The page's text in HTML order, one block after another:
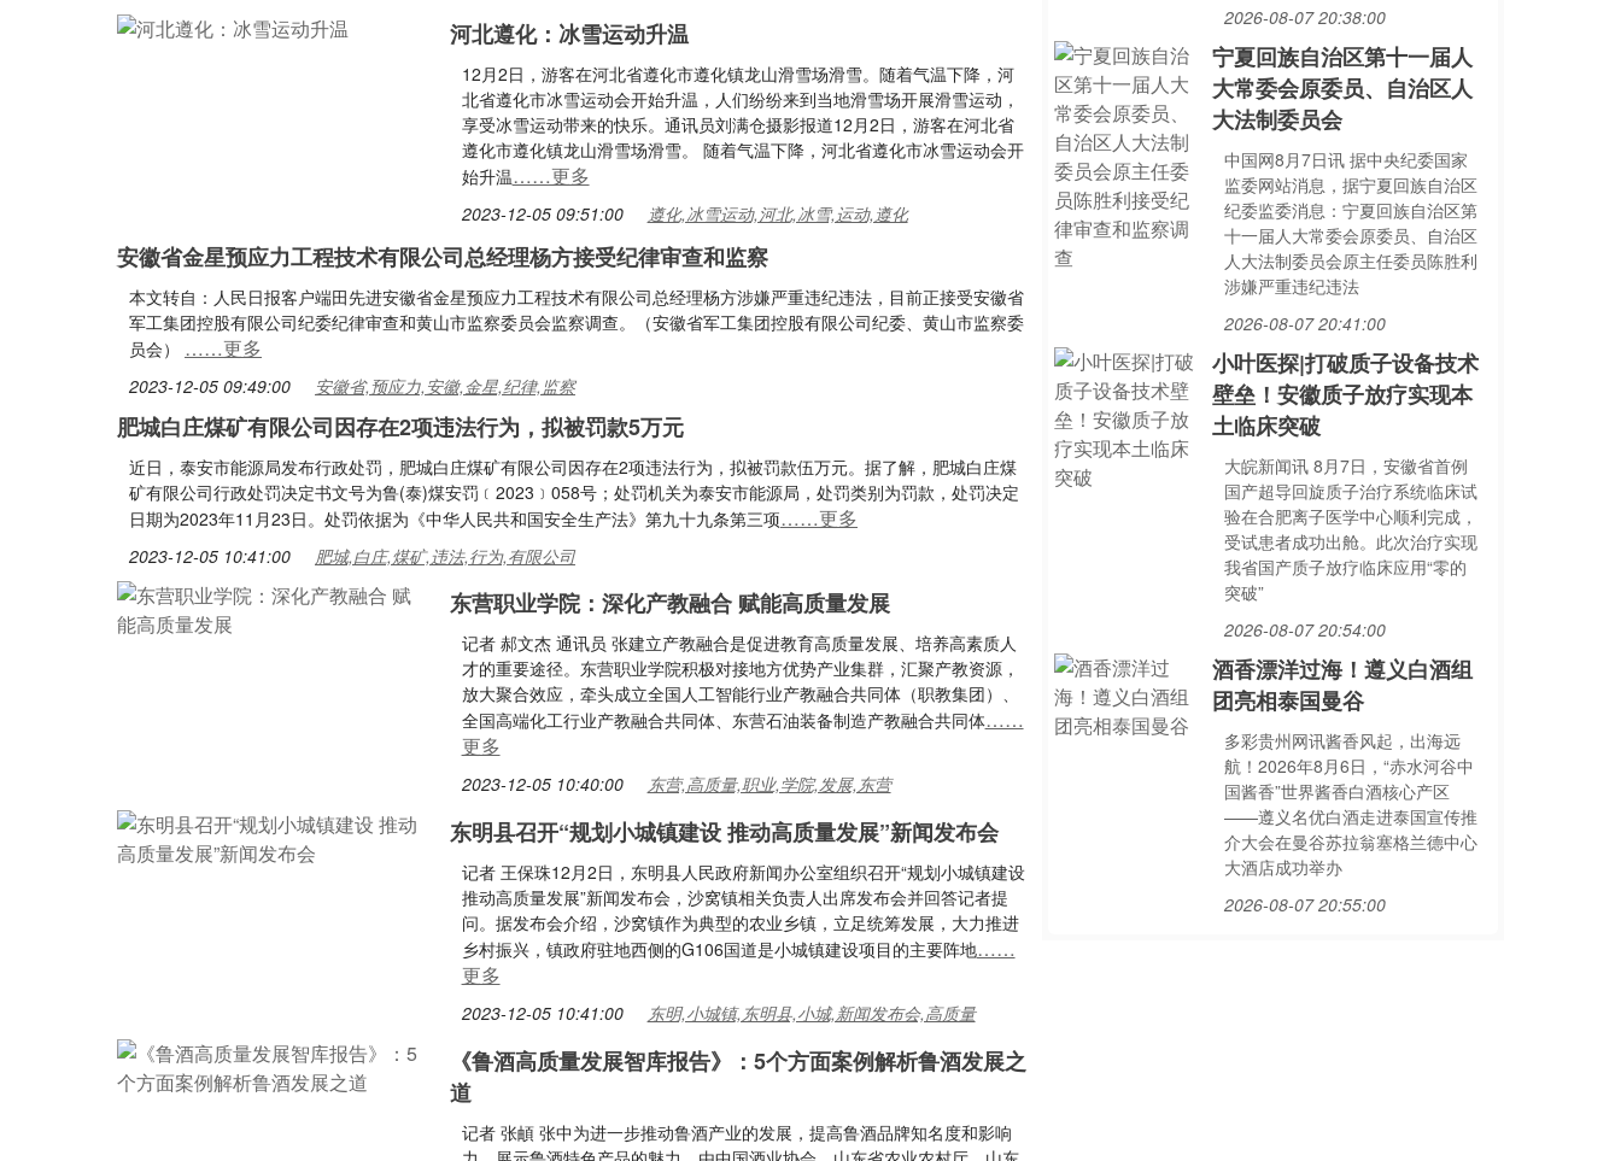
河北遵化：冰雪运动升温
12月2日，游客在河北省遵化市遵化镇龙山滑雪场滑雪。随着气温下降，河
北省遵化市冰雪运动会开始升温，人们纷纷来到当地滑雪场开展滑雪运动，
享受冰雪运动带来的快乐。通讯员刘满仓摄影报道12月2日，游客在河北省
遵化市遵化镇龙山滑雪场滑雪。 随着气温下降，河北省遵化市冰雪运动会开
始升温……更多
2023-12-05 09:51:00 遵化,冰雪运动,河北,冰雪,运动,遵化
安徽省金星预应力工程技术有限公司总经理杨方接受纪律审查和监察
本文转自：人民日报客户端田先进安徽省金星预应力工程技术有限公司总经理杨方涉嫌严重违纪违法，目前正接受安徽省
军工集团控股有限公司纪委纪律审查和黄山市监察委员会监察调查。（安徽省军工集团控股有限公司纪委、黄山市监察委
员会） ……更多
2023-12-05 09:49:00 安徽省,预应力,安徽,金星,纪律,监察
肥城白庄煤矿有限公司因存在2项违法行为，拟被罚款5万元
近日，泰安市能源局发布行政处罚，肥城白庄煤矿有限公司因存在2项违法行为，拟被罚款伍万元。据了解，肥城白庄煤
矿有限公司行政处罚决定书文号为鲁(泰)煤安罚﹝2023﹞058号；处罚机关为泰安市能源局，处罚类别为罚款，处罚决定
日期为2023年11月23日。处罚依据为《中华人民共和国安全生产法》第九十九条第三项……更多
2023-12-05 10:41:00 肥城,白庄,煤矿,违法,行为,有限公司
东营职业学院：深化产教融合 赋能高质量发展
记者 郝文杰 通讯员 张建立产教融合是促进教育高质量发展、培养高素质人
才的重要途径。东营职业学院积极对接地方优势产业集群，汇聚产教资源，
放大聚合效应，牵头成立全国人工智能行业产教融合共同体（职教集团）、
全国高端化工行业产教融合共同体、东营石油装备制造产教融合共同体……
更多
2023-12-05 10:40:00 东营,高质量,职业,学院,发展,东营
东明县召开“规划小城镇建设 推动高质量发展”新闻发布会
记者 王保珠12月2日，东明县人民政府新闻办公室组织召开“规划小城镇建设
推动高质量发展”新闻发布会，沙窝镇相关负责人出席发布会并回答记者提
问。据发布会介绍，沙窝镇作为典型的农业乡镇，立足统筹发展，大力推进
乡村振兴，镇政府驻地西侧的G106国道是小城镇建设项目的主要阵地……
更多
2023-12-05 10:41:00 东明,小城镇,东明县,小城,新闻发布会,高质量
《鲁酒高质量发展智库报告》：5个方面案例解析鲁酒发展之
道
记者 张頔 张中为进一步推动鲁酒产业的发展，提高鲁酒品牌知名度和影响
2026-08-07 20:38:00
宁夏回族自治区第十一届人
大常委会原委员、自治区人
大法制委员会
中国网8月7日讯 据中央纪委国家
监委网站消息，据宁夏回族自治区
纪委监委消息：宁夏回族自治区第
十一届人大常委会原委员、自治区
人大法制委员会原主任委员陈胜利
涉嫌严重违纪违法
2026-08-07 20:41:00
小叶医探|打破质子设备技术
壁垒！安徽质子放疗实现本
土临床突破
大皖新闻讯 8月7日，安徽省首例
国产超导回旋质子治疗系统临床试
验在合肥离子医学中心顺利完成，
受试患者成功出舱。此次治疗实现
我省国产质子放疗临床应用“零的
突破”
2026-08-07 20:54:00
酒香漂洋过海！遵义白酒组
团亮相泰国曼谷
多彩贵州网讯酱香风起，出海远
航！2026年8月6日，“赤水河谷中
国酱香”世界酱香白酒核心产区
——遵义名优白酒走进泰国宣传推
介大会在曼谷苏拉翁塞格兰德中心
大酒店成功举办
2026-08-07 20:55:00